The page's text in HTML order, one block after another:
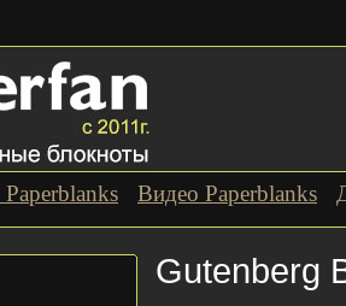
Видео Paperblanks
Gutenberg